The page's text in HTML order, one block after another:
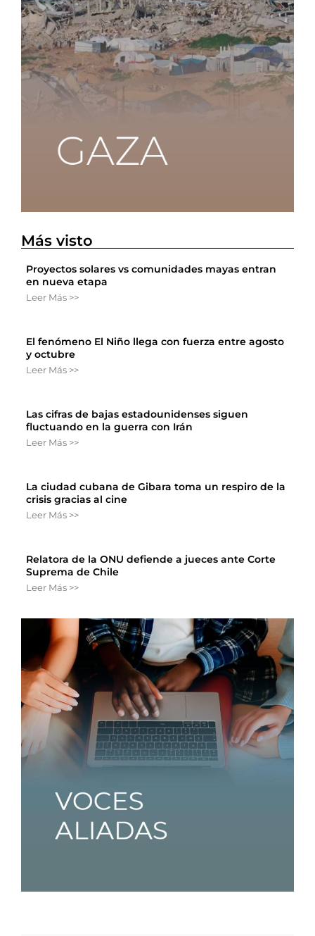
Más visto
Proyectos solares vs comunidades mayas entran
en nueva etapa
Leer Más >>
El fenómeno El Niño llega con fuerza entre agosto
y octubre
Leer Más >>
Las cifras de bajas estadounidenses siguen
fluctuando en la guerra con Irán
Leer Más >>
La ciudad cubana de Gibara toma un respiro de la
crisis gracias al cine
Leer Más >>
Relatora de la ONU defiende a jueces ante Corte
Suprema de Chile
Leer Más >>